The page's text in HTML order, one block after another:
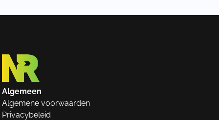
Algemeen
Algemene voorwaarden
Privacybeleid